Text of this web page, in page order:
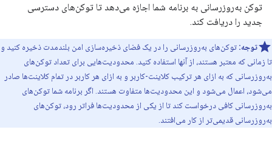
توکن به‌روزرسانی به برنامه شما اجازه می‌دهد تا توکن‌های دسترسی
جدید را دریافت کند.
توجه: توکن‌های به‌روزرسانی را در یک فضای ذخیره‌سازی امن بلندمدت ذخیره کنید و
تا زمانی که معتبر هستند، از آنها استفاده کنید. محدودیت‌هایی برای تعداد توکن‌های
به‌روزرسانی که به ازای هر ترکیب کلاینت-کاربر و به ازای هر کاربر در تمام کلاینت‌ها صادر
می‌شود، اعمال می‌شود و این محدودیت‌ها متفاوت هستند. اگر برنامه شما توکن‌های
به‌روزرسانی کافی درخواست کند تا از یکی از محدودیت‌ها فراتر رود، توکن‌های
به‌روزرسانی قدیمی‌تر از کار می‌افتند.